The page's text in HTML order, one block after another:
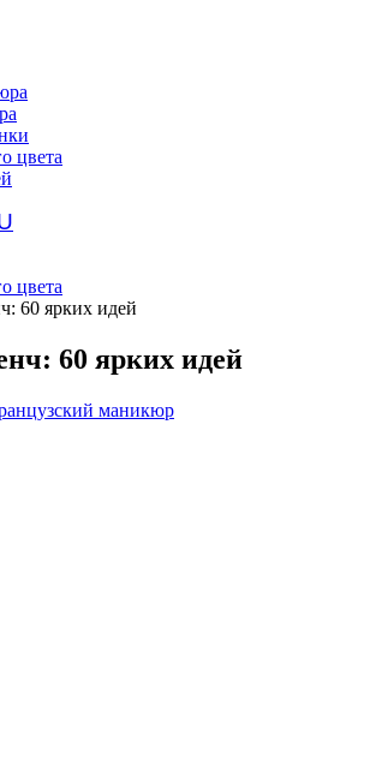
цвета
цвета
60 ярких идей
60 ярких идей
маникюр